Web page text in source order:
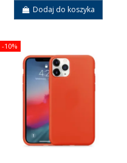
Dodaj do koszyka
-10%